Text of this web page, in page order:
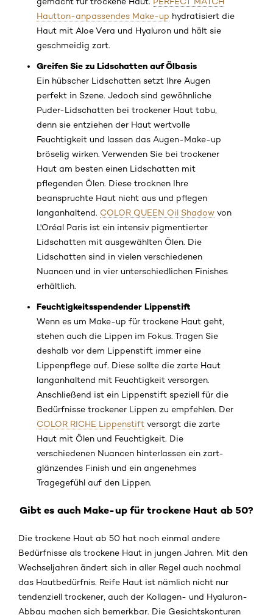
Hautton-anpassendes Make-up hydratisiert die
Haut mit Aloe Vera und Hyaluron und hält sie
geschmeidig zart.
Greifen Sie zu Lidschatten auf Ölbasis
Ein hübscher Lidschatten setzt Ihre Augen
perfekt in Szene. Jedoch sind gewöhnliche
Puder-Lidschatten bei trockener Haut tabu,
denn sie entziehen der Haut wertvolle
Feuchtigkeit und lassen das Augen-Make-up
bröselig wirken. Verwenden Sie bei trockener
Haut am besten einen Lidschatten mit
pflegenden Ölen. Diese trocknen Ihre
beanspruchte Haut nicht aus und pflegen
langanhaltend. COLOR QUEEN Oil Shadow von
L'Oréal Paris ist ein intensiv pigmentierter
Lidschatten mit ausgewählten Ölen. Die
Lidschatten sind in vielen verschiedenen
Nuancen und in vier unterschiedlichen Finishes
erhältlich.
Feuchtigkeitsspendender Lippenstift
Wenn es um Make-up für trockene Haut geht,
stehen auch die Lippen im Fokus. Tragen Sie
deshalb vor dem Lippenstift immer eine
Lippenpflege auf. Diese sollte die zarte Haut
langanhaltend mit Feuchtigkeit versorgen.
Anschließend ist ein Lippenstift speziell für die
Bedürfnisse trockener Lippen zu empfehlen. Der
COLOR RICHE Lippenstift versorgt die zarte
Haut mit Ölen und Feuchtigkeit. Die
verschiedenen Nuancen hinterlassen ein zart-
glänzendes Finish und ein angenehmes
Tragegefühl auf den Lippen.
Gibt es auch Make-up für trockene Haut ab 50?
Die trockene Haut ab 50 hat noch einmal andere
Bedürfnisse als trockene Haut in jungen Jahren. Mit den
Wechseljahren ändert sich in aller Regel auch nochmal
das Hautbedürfnis. Reife Haut ist nämlich nicht nur
tendenziell trockener, auch der Kollagen- und Hyaluron-
Abbau machen sich bemerkbar. Die Gesichtskonturen